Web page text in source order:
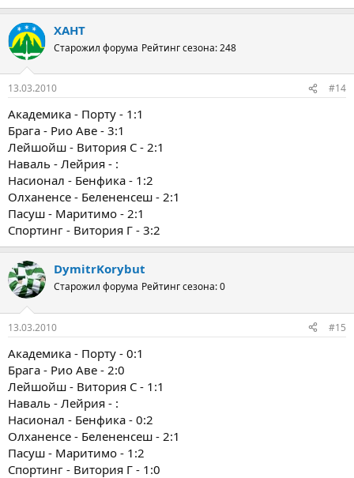
ХАНТ
Старожил форума Рейтинг сезона: 248
13.03.2010 #14
Академика - Порту - 1:1
Брага - Рио Аве - 3:1
Лейшойш - Витория С - 2:1
Наваль - Лейрия - :
Насионал - Бенфика - 1:2
Олханенсе - Белененсеш - 2:1
Пасуш - Маритимо - 2:1
Спортинг - Витория Г - 3:2
DymitrKorybut
Старожил форума Рейтинг сезона: 0
13.03.2010 #15
Академика - Порту - 0:1
Брага - Рио Аве - 2:0
Лейшойш - Витория С - 1:1
Наваль - Лейрия - :
Насионал - Бенфика - 0:2
Олханенсе - Белененсеш - 2:1
Пасуш - Маритимо - 1:2
Спортинг - Витория Г - 1:0